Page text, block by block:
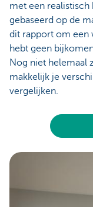
met een realistisch
gebaseerd op de
dit rapport om een
hebt geen
Nog niet helemaal
makkelijk je
vergelijken.